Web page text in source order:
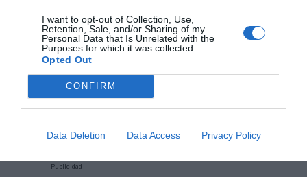
I want to opt-out of Collection, Use,
Retention, Sale, and/or Sharing of my
Personal Data that Is Unrelated with the
Purposes for which it was collected.
Opted Out
CONFIRM
Data Deletion Data Access Privacy Policy
¡Haz click aquí y accede sin límites a contenidos
Publicidad